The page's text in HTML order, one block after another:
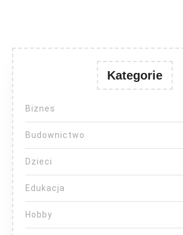
Kategorie
Biznes
Budownictwo
Dzieci
Edukacja
Hobby